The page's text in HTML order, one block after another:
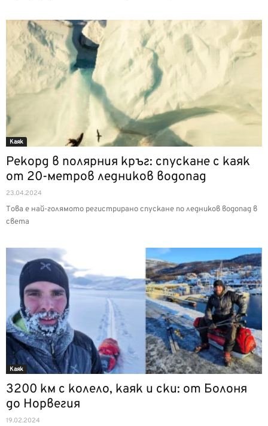
Каяк
Рекорд в полярния кръг: спускане с каяк
от 20-метров ледников водопад
23.04.2024
Това е най-голямото регистрирано спускане по ледников водопад в
света
Каяк
3200 км с колело, каяк и ски: от Болоня
до Норвегия
19.02.2024